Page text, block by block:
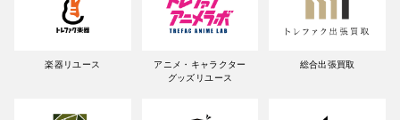
楽器リユース
アニメ・キャラクター
グッズリユース
総合出張買取